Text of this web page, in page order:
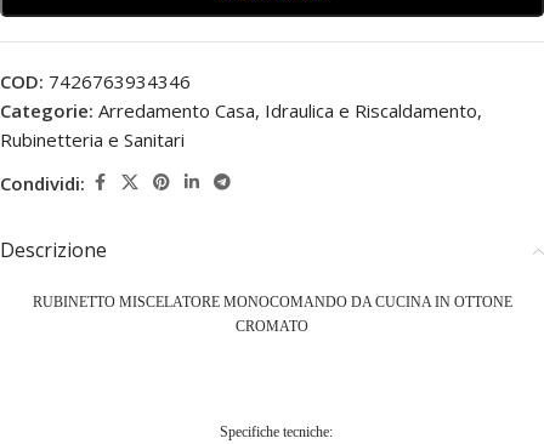
COD: 7426763934346
Categorie: Arredamento Casa, Idraulica e Riscaldamento,
Rubinetteria e Sanitari
Condividi:
Descrizione
RUBINETTO MISCELATORE MONOCOMANDO DA CUCINA IN OTTONE
CROMATO
Specifiche tecniche: